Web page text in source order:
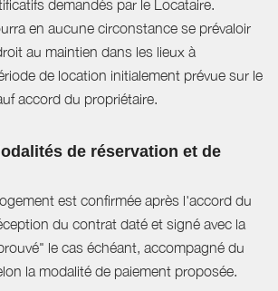
demandés par le Locataire.
en aucune circonstance se prévaloir
au maintien dans les lieux à
de location initialement prévue sur le
accord du propriétaire.
de réservation et de
est confirmée après l'accord du
du contrat daté et signé avec la
le cas échéant, accompagné du
la modalité de paiement proposée.